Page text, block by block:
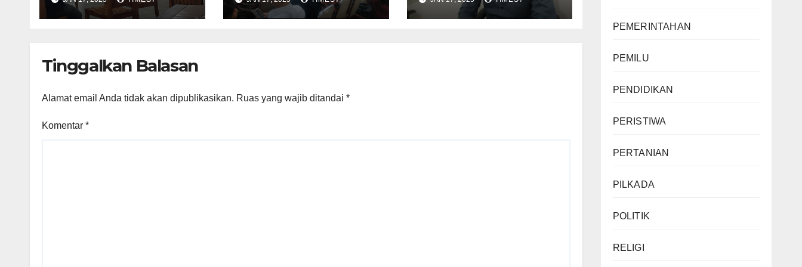
Pilkada Serentak
2024 Bareng Media
Panwascam
Bersatu Untuk
Memajukan
Tinggalkan Balasan
Alamat email Anda tidak akan dipublikasikan. Ruas yang wajib ditandai *
Komentar *
PEMERINTAHAN
PEMILU
PENDIDIKAN
PERISTIWA
PERTANIAN
PILKADA
POLITIK
RELIGI